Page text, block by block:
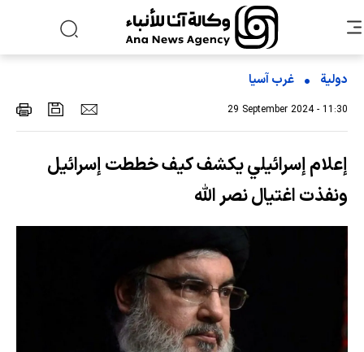
دولية غرب آسیا
29 September 2024 - 11:30
إعلام إسرائيلي يكشف كيف خططت إسرائيل
ونفذت اغتيال نصر الله